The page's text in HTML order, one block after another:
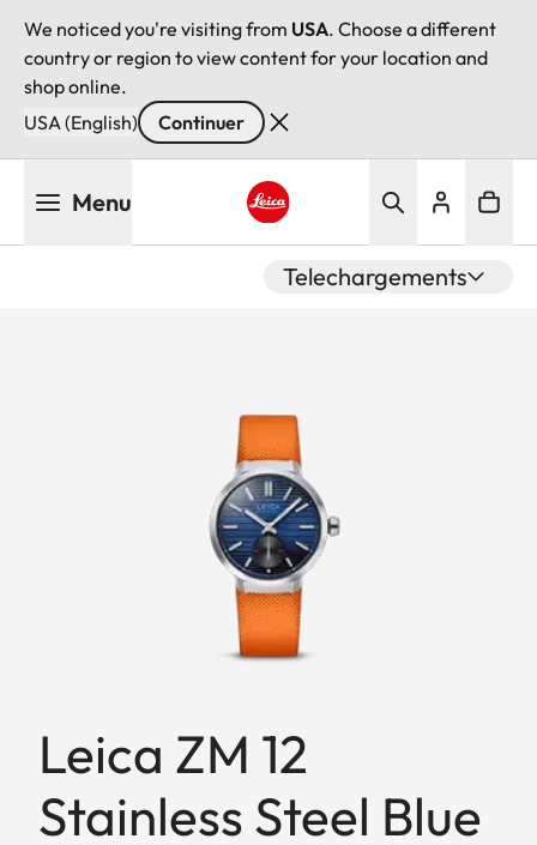
We noticed you're visiting from USA. Choose a different
country or region to view content for your location and
shop online.
USA (English)
Continuer
Menu
Telechargements
Leica ZM 12
Stainless Steel Blue